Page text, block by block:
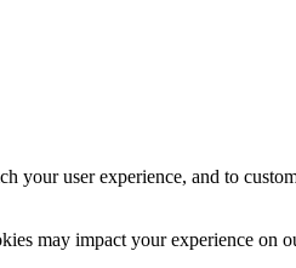
your user experience, and to
may impact your experience on